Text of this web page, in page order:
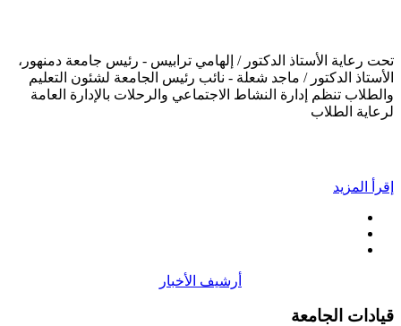
تحت رعاية الأستاذ الدكتور / إلهامي ترابيس - رئيس جامعة دمنهور،
الأستاذ الدكتور / ماجد شعلة - نائب رئيس الجامعة لشئون التعليم
والطلاب تنظم إدارة النشاط الاجتماعي والرحلات بالإدارة العامة
لرعاية الطلاب
إقرأ المزيد
أرشيف الأخبار
قيادات الجامعة